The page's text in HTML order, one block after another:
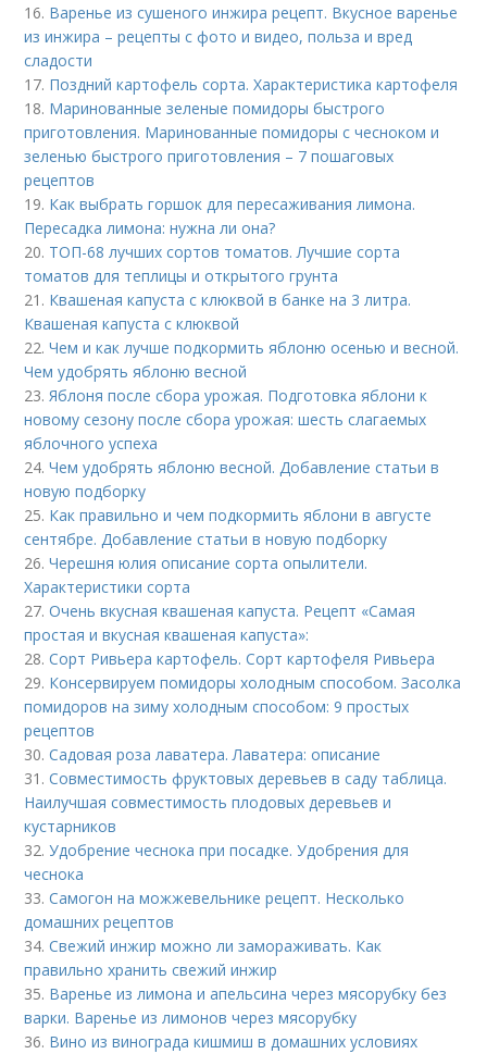
16. Варенье из сушеного инжира рецепт. Вкусное варенье
из инжира – рецепты с фото и видео, польза и вред
сладости
17. Поздний картофель сорта. Характеристика картофеля
18. Маринованные зеленые помидоры быстрого
приготовления. Маринованные помидоры с чесноком и
зеленью быстрого приготовления – 7 пошаговых
рецептов
19. Как выбрать горшок для пересаживания лимона.
Пересадка лимона: нужна ли она?
20. ТОП-68 лучших сортов томатов. Лучшие сорта
томатов для теплицы и открытого грунта
21. Квашеная капуста с клюквой в банке на 3 литра.
Квашеная капуста с клюквой
22.Чем и как лучше подкормить яблоню осенью и весной.
Чем удобрять яблоню весной
23.Яблоня после сбора урожая. Подготовка яблони к
новому сезону после сбора урожая: шесть слагаемых
яблочного успеха
24.Чем удобрять яблоню весной. Добавление статьи в
новую подборку
25. Как правильно и чем подкормить яблони в августе
сентябре. Добавление статьи в новую подборку
26.Черешня юлия описание сорта опылители.
Характеристики сорта
27.Очень вкусная квашеная капуста. Рецепт «Самая
простая и вкусная квашеная капуста»:
28.Сорт Ривьера картофель. Сорт картофеля Ривьера
29. Консервируем помидоры холодным способом. Засолка
помидоров на зиму холодным способом: 9 простых
рецептов
30.Садовая роза лаватера. Лаватера: описание
31.Совместимость фруктовых деревьев в саду таблица.
Наилучшая совместимость плодовых деревьев и
кустарников
32.Удобрение чеснока при посадке. Удобрения для
чеснока
33.Самогон на можжевельнике рецепт. Несколько
домашних рецептов
34.Свежий инжир можно ли замораживать. Как
правильно хранить свежий инжир
35. Варенье из лимона и апельсина через мясорубку без
варки. Варенье из лимонов через мясорубку
36. Вино из винограда кишмиш в домашних условиях